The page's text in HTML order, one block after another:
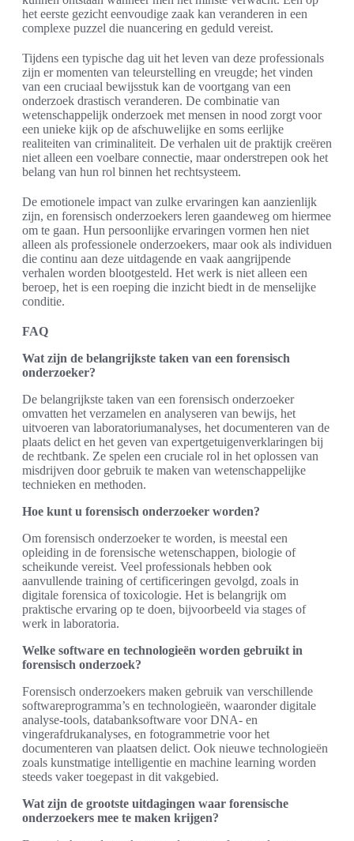
het eerste gezicht eenvoudige zaak kan veranderen in een
complexe puzzel die nuancering en geduld vereist.
Tijdens een typische dag uit het leven van deze professionals
zijn er momenten van teleurstelling en vreugde; het vinden
van een cruciaal bewijsstuk kan de voortgang van een
onderzoek drastisch veranderen. De combinatie van
wetenschappelijk onderzoek met mensen in nood zorgt voor
een unieke kijk op de afschuwelijke en soms eerlijke
realiteiten van criminaliteit. De verhalen uit de praktijk creëren
niet alleen een voelbare connectie, maar onderstrepen ook het
belang van hun rol binnen het rechtsysteem.
De emotionele impact van zulke ervaringen kan aanzienlijk
zijn, en forensisch onderzoekers leren gaandeweg om hiermee
om te gaan. Hun persoonlijke ervaringen vormen hen niet
alleen als professionele onderzoekers, maar ook als individuen
die continu aan deze uitdagende en vaak aangrijpende
verhalen worden blootgesteld. Het werk is niet alleen een
beroep, het is een roeping die inzicht biedt in de menselijke
conditie.
FAQ
Wat zijn de belangrijkste taken van een forensisch
onderzoeker?
De belangrijkste taken van een forensisch onderzoeker
omvatten het verzamelen en analyseren van bewijs, het
uitvoeren van laboratoriumanalyses, het documenteren van de
plaats delict en het geven van expertgetuigenverklaringen bij
de rechtbank. Ze spelen een cruciale rol in het oplossen van
misdrijven door gebruik te maken van wetenschappelijke
technieken en methoden.
Hoe kunt u forensisch onderzoeker worden?
Om forensisch onderzoeker te worden, is meestal een
opleiding in de forensische wetenschappen, biologie of
scheikunde vereist. Veel professionals hebben ook
aanvullende training of certificeringen gevolgd, zoals in
digitale forensica of toxicologie. Het is belangrijk om
praktische ervaring op te doen, bijvoorbeeld via stages of
werk in laboratoria.
Welke software en technologieën worden gebruikt in
forensisch onderzoek?
Forensisch onderzoekers maken gebruik van verschillende
softwareprogramma’s en technologieën, waaronder digitale
analyse-tools, databanksoftware voor DNA- en
vingerafdrukanalyses, en fotogrammetrie voor het
documenteren van plaatsen delict. Ook nieuwe technologieën
zoals kunstmatige intelligentie en machine learning worden
steeds vaker toegepast in dit vakgebied.
Wat zijn de grootste uitdagingen waar forensische
onderzoekers mee te maken krijgen?